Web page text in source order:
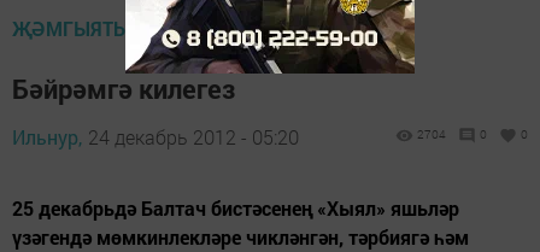
ҖӘМГЫЯТЬ
Бәйрәмгә килегез
Ильнур, 24 декабрь 2012 - 05:20 2704 0 0
25 декабрьдә Балтач бистәсенең «Хыял» яшьләр
үзәгендә мөмкинлекләре чикләнгән, тәрбиягә һәм